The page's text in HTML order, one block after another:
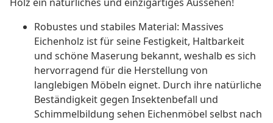
Robustes und stabiles Material: Massives
Eichenholz ist für seine Festigkeit, Haltbarkeit
und schöne Maserung bekannt, weshalb es sich
hervorragend für die Herstellung von
langlebigen Möbeln eignet. Durch ihre natürliche
Beständigkeit gegen Insektenbefall und
Schimmelbildung sehen Eichenmöbel selbst nach